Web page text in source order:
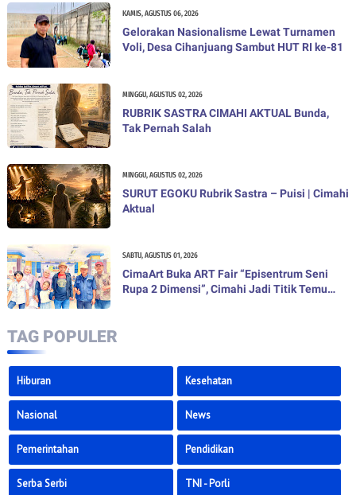
KAMIS, AGUSTUS 06, 2026
Gelorakan Nasionalisme Lewat Turnamen
Voli, Desa Cihanjuang Sambut HUT RI ke-81
MINGGU, AGUSTUS 02, 2026
RUBRIK SASTRA CIMAHI AKTUAL Bunda,
Tak Pernah Salah
MINGGU, AGUSTUS 02, 2026
SURUT EGOKU Rubrik Sastra – Puisi | Cimahi
Aktual
SABTU, AGUSTUS 01, 2026
CimaArt Buka ART Fair “Episentrum Seni
Rupa 2 Dimensi”, Cimahi Jadi Titik Temu
TAG POPULER
Hiburan Kesehatan
Nasional News
Pemerintahan Pendidikan
Serba Serbi TNI - Porli